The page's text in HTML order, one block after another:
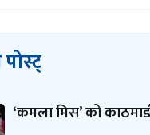
‘कमला मिस’ को